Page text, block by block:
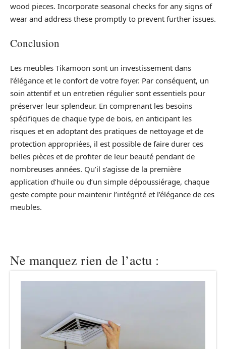
wood pieces. Incorporate seasonal checks for any signs of
wear and address these promptly to prevent further issues.
Conclusion
Les meubles Tikamoon sont un investissement dans
l’élégance et le confort de votre foyer. Par conséquent, un
soin attentif et un entretien régulier sont essentiels pour
préserver leur splendeur. En comprenant les besoins
spécifiques de chaque type de bois, en anticipant les
risques et en adoptant des pratiques de nettoyage et de
protection appropriées, il est possible de faire durer ces
belles pièces et de profiter de leur beauté pendant de
nombreuses années. Qu’il s’agisse de la première
application d’huile ou d’un simple dépoussiérage, chaque
geste compte pour maintenir l’intégrité et l’élégance de ces
meubles.
Ne manquez rien de l’actu :